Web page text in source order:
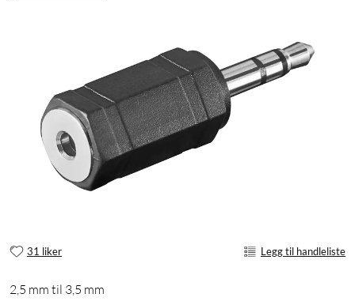
31 liker Legg til handleliste
2,5 mm til 3,5 mm